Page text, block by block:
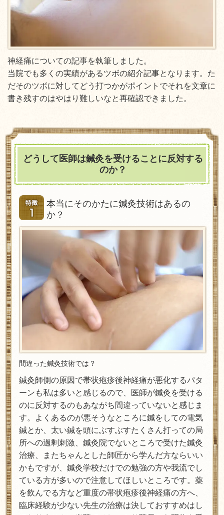
神経痛についての記事を執筆しました。
当院でも多くの実績があるツボの紹介記事となります。た
だそのツボに対してどう打つかがポイントでそれを文章に
書き残すのはやはり難しいなと再確認できました。
どうして医師は鍼灸を受けることに反対する
のか？
本当にそのかたに鍼灸技術はあるの
か？
間違った鍼灸技術では？
鍼灸師側の原因で帯状疱疹後神経痛が悪化するパタ
ーンも私は多いと感じるので、医師が鍼灸を受ける
のに反対するのもあながち間違っていないと感じま
す。よくあるのが悪そうなところに鍼をしての電気
鍼とか、太い鍼を頭にぶすぶすたくさん打っての局
所への過剰刺激、鍼灸院でないところで受けた鍼灸
治療、またちゃんとした師匠から学んだ方ならいい
かもですが、鍼灸学校だけでの勉強の方や我流でし
ている方が多いので注意してほしいところです。薬
を飲んでる方など重度の帯状疱疹後神経痛の方へ、
臨床経験が少ない先生の治療は決しておすすめはし